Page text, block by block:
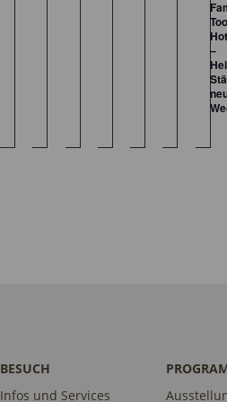
Too
Hot
–
BESUCH
Infos und Services